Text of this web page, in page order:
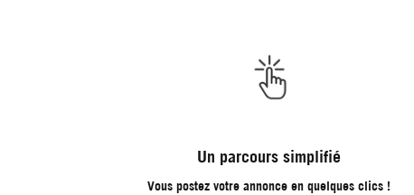
Un parcours simplifié
Vous postez votre annonce en quelques clics !